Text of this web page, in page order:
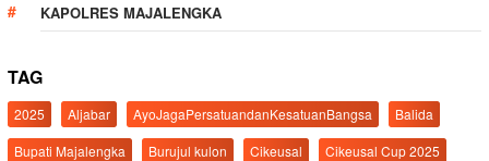
KAPOLRES MAJALENGKA
TAG
2025 Aljabar AyoJagaPersatuandanKesatuanBangsa
Balida
Bupati Majalengka
Burujul kulon Cikeusal
Cikeusal Cup 2025